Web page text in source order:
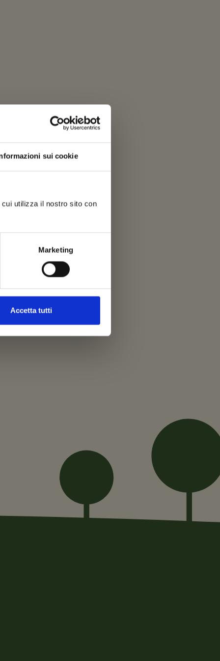
sui cookie
utilizza il nostro sito con
Marketing
Accetta tutti